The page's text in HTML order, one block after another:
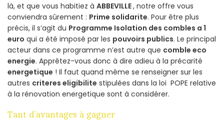
là, et que vous habitiez à ABBEVILLE, notre offre vous
conviendra sûrement : Prime solidarite. Pour être plus
précis, il s’agit du Programme Isolation des combles a 1
euro qui a été imposé par les pouvoirs publics. Le principal
acteur dans ce programme n’est autre que comble eco
energie. Apprêtez-vous donc à dire adieu à la précarité
energetique ! Il faut quand même se renseigner sur les
autres criteres eligibilite stipulées dans la loi POPE relative
à la rénovation energetique sont à considérer.
Tant d’avantages à gagner